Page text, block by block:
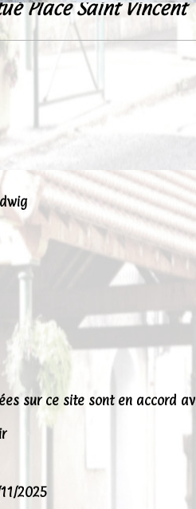
Place Saint Vincent
sur ce site sont en accord
2025